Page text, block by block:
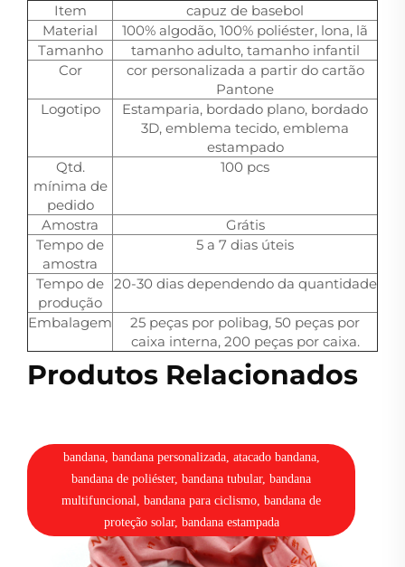
Item
capuz de basebol
Material
100% algodão, 100% poliéster, lona, lã
Tamanho
tamanho adulto, tamanho infantil
Cor
cor personalizada a partir do cartão
Pantone
Logotipo
Estamparia, bordado plano, bordado
3D, emblema tecido, emblema
estampado
Qtd.
mínima de
pedido
100 pcs
Amostra
Grátis
Tempo de
amostra
5 a 7 dias úteis
Tempo de
produção
20-30 dias dependendo da quantidade
Embalagem
25 peças por polibag, 50 peças por
caixa interna, 200 peças por caixa.
Produtos Relacionados
bandana, bandana personalizada, atacado bandana,
bandana de poliéster, bandana tubular, bandana
multifuncional, bandana para ciclismo, bandana de
proteção solar, bandana estampada